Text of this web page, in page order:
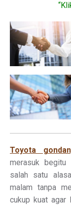
Toyota
merasuk begitu
salah satu
malam tanpa
cukup kuat agar